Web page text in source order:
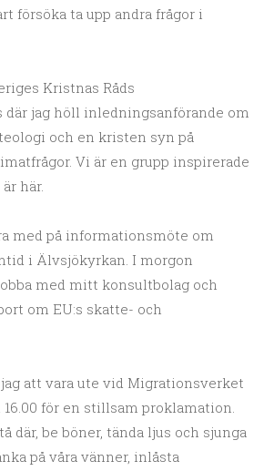
försöka ta upp andra frågor i
Kristnas Råds
jag höll inledningsanförande om
och en kristen syn på
Vi är en grupp inspirerade
här.
med på informationsmöte om
i Älvsjökyrkan. I morgon
med mitt konsultbolag och
om EU:s skatte- och
att vara ute vid Migrationsverket
för en stillsam proklamation.
där, be böner, tända ljus och sjunga
på våra vänner, inlåsta